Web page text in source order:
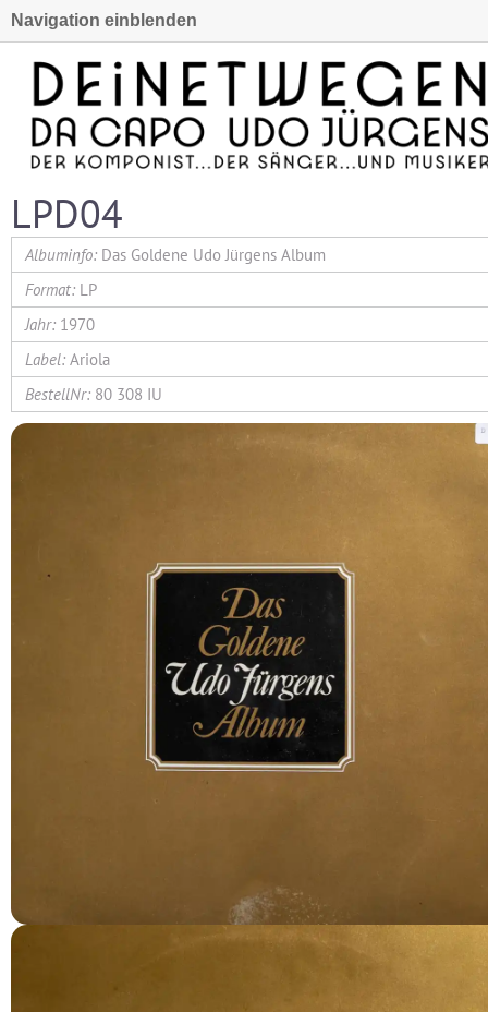
Navigation einblenden
LPD04
Das Goldene Udo Jürgens Album
LP
1970
Ariola
80 308 IU